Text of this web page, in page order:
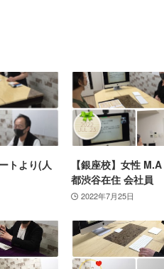
トより(人
【銀座校】女性
都渋谷在住 会社員
2022年7月25日